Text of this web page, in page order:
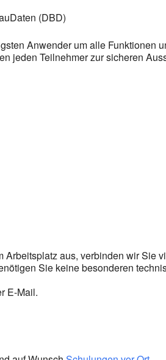
(DBD)
Anwender um alle Funktionen
jeden Teilnehmer zur sicheren
aus, verbinden wir Sie
Sie keine besonderen
E-Mail.